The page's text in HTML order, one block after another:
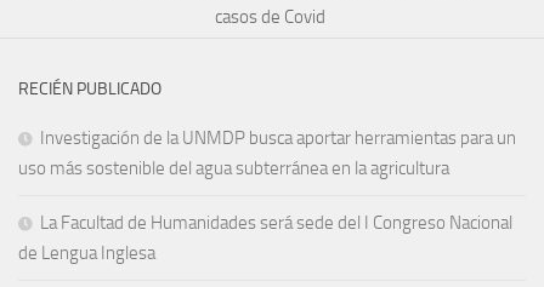
casos de Covid
RECIÉN PUBLICADO
Investigación de la UNMDP busca aportar herramientas para un
uso más sostenible del agua subterránea en la agricultura
La Facultad de Humanidades será sede del I Congreso Nacional
de Lengua Inglesa